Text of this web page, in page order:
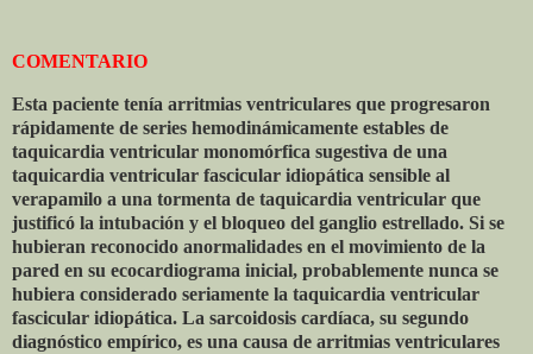
COMENTARIO
Esta paciente tenía arritmias ventriculares que progresaron
rápidamente de series hemodinámicamente estables de
taquicardia ventricular monomórfica sugestiva de una
taquicardia ventricular fascicular idiopática sensible al
verapamilo a una tormenta de taquicardia ventricular que
justificó la intubación y el bloqueo del ganglio estrellado. Si se
hubieran reconocido anormalidades en el movimiento de la
pared en su ecocardiograma inicial, probablemente nunca se
hubiera considerado seriamente la taquicardia ventricular
fascicular idiopática. La sarcoidosis cardíaca, su segundo
diagnóstico empírico, es una causa de arritmias ventriculares